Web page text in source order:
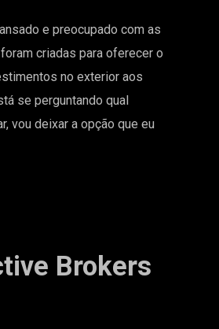
e preocupado com as
criadas para oferecer o
no exterior aos
se perguntando qual
vou deixar a opção que eu
Brokers